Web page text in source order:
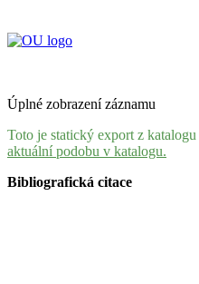
Úplné zobrazení záznamu
Toto je statický export z
aktuální podobu v katalogu.
Bibliografická citace